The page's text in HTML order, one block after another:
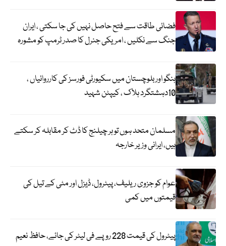
فضائی طاقت سے فتح حاصل نہیں کی جا سکتی ، ایران
جنگ سے نکلیں ، امریکی جنرل کا صدر ٹرمپ کو مشورہ
ہنگو اور بلوچستان میں سکیورٹی فورسز کی کارروائیاں ،
10دہشتگرد ہلاک ، کیپٹن شہید
مسلمان متحد ہوں تو ہر چیلنج کا ڈٹ کر مقابلہ کر سکتے
ہیں، ایرانی وزیر خارجہ
عوام کو جزوی ریلیف، پیٹرول، ڈیزل اور مٹی کے تیل کی
قیمتوں میں کمی
پیٹرول کی قیمت 228 روپے فی لیٹر کی جائے، حافظ نعیم